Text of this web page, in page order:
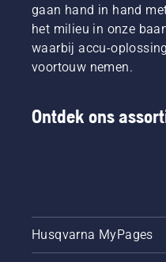
gaan hand in hand
het milieu in onze
waarbij accu-
voortouw nemen.
Ontdek ons
Husqvarna MyPages